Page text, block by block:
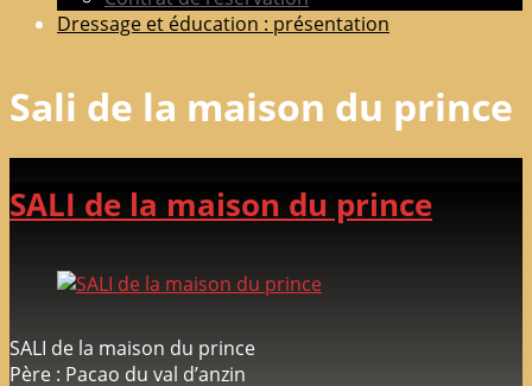
Dressage et éducation : présentation
Sali de la maison du prince
SALI de la maison du prince
SALI de la maison du prince
Père : Pacao du val d’anzin